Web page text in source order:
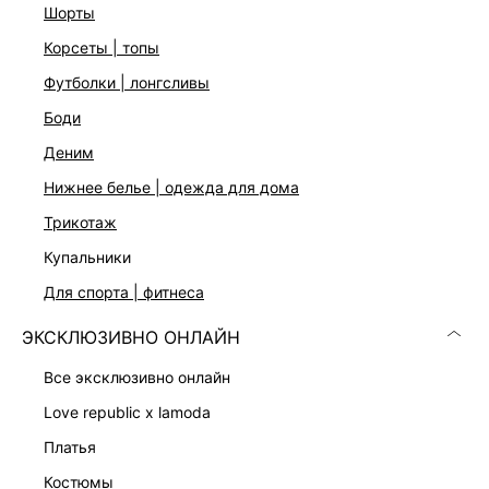
шорты
корсеты | топы
футболки | лонгсливы
боди
деним
нижнее белье | одежда для дома
трикотаж
купальники
для спорта | фитнеса
ЭКСКЛЮЗИВНО ОНЛАЙН
все эксклюзивно онлайн
love republic x lamoda
платья
костюмы
На модели размер 44. Крой модели соответствует
стандартному размеру
Подробные условия доставки и возврата
Скачать
КАТАЛОГ
КОМПАНИЯ